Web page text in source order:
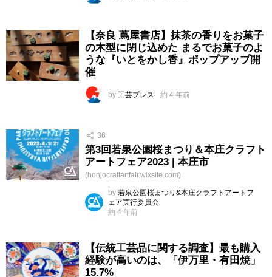
【奈良 蔦屋書店】抹茶の香りをお菓子
の木型に閉じ込めた まるでお菓子のよ
うな『いとをかし香』ポップアップ開
催
by 工芸プレス 約 4 年前
36
第3回若泉公園桜まつり＆本庄クラフト
アートフェア2023 | 本庄市
(honjocraftartfair.wixsite.com)
by 若泉公園桜まつり&本庄クラフトアートフ
ェア実行委員会
約 4 年前
【伝統工芸品に関する調査】最も購入
経験が高いのは、「伊万里・有田焼」
15.7%